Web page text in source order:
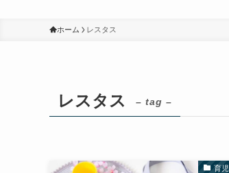
ホーム レスタス
レスタス – tag –
育児